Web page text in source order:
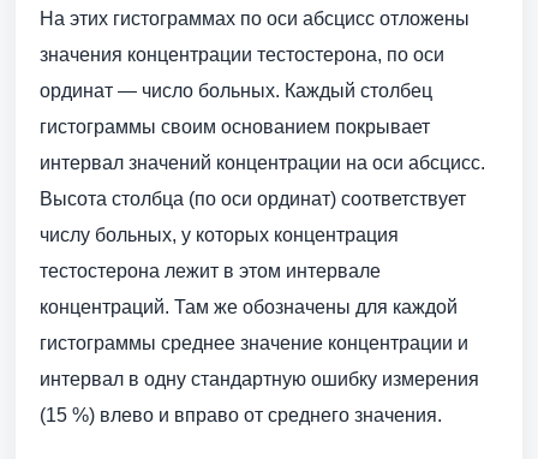
На этих гистограммах по оси абсцисс отложены
значения концентрации тестостерона, по оси
ординат — число больных. Каждый столбец
гистограммы своим основанием покрывает
интервал значений концентрации на оси абсцисс.
Высота столбца (по оси ординат) соответствует
числу больных, у которых концентрация
тестостерона лежит в этом интервале
концентраций. Там же обозначены для каждой
гистограммы среднее значение концентрации и
интервал в одну стандартную ошибку измерения
(15 %) влево и вправо от среднего значения.